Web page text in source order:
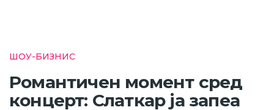
ШОУ-БИЗНИС
Романтичен момент сред
концерт: Слаткар ја запеа